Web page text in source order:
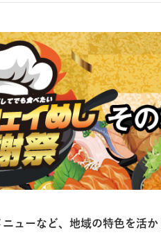
ューなど、地域の特⾊を活